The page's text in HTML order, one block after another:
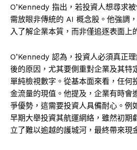
O’Kennedy 指出，若投資人想尋求
需放眼非傳統的 AI 概念股。他強調
入了解企業本質，而非僅追逐表面上
O’Kennedy 認為，投資人必須真正
後的原因，尤其要側重對企業及其特
單純檢視數字。從基本面來看，任何
金流量的現值。他提及，企業有時會
爭優勢，這需要投資人具備耐心。例
早期大舉投資其航運網絡，雖然初期
立了難以逾越的護城河，最終帶來現